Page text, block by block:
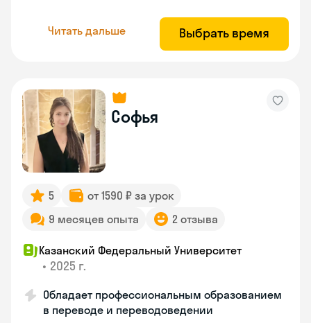
Читать дальше Выбрать время
Софья
5
от 1590 ₽ за урок
9 месяцев опыта
2 отзыва
Казанский Федеральный Университет
• 2025 г.
Обладает профессиональным образованием
в переводе и переводоведении